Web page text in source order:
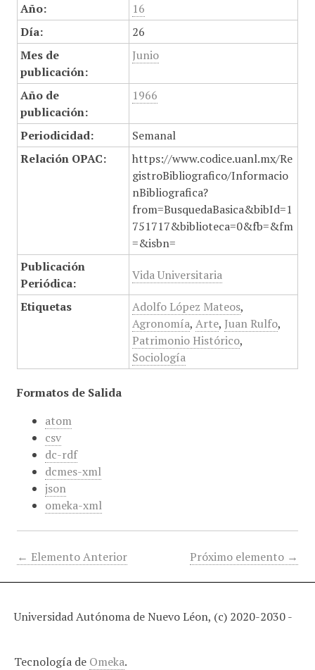
Año:
16
Día:
26
Mes de
publicación:
Junio
Año de
publicación:
1966
Periodicidad:
Semanal
Relación OPAC:
https://www.codice.uanl.mx/Re
gistroBibliografico/Informacio
nBibliografica?
from=BusquedaBasica&bibId=1
751717&biblioteca=0&fb=&fm
=&isbn=
Publicación
Periódica:
Vida Universitaria
Etiquetas Adolfo López Mateos,
Agronomía, Arte, Juan Rulfo,
Patrimonio Histórico,
Sociología
Formatos de Salida
atom
csv
dc-rdf
dcmes-xml
json
omeka-xml
← Elemento Anterior Próximo elemento →
Universidad Autónoma de Nuevo Léon, (c) 2020-2030 -
Tecnología de Omeka.